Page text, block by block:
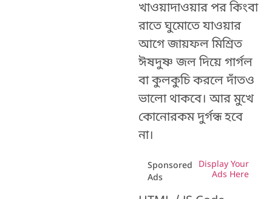
খাওয়াদাওয়ার পর কিংবা
রাতে ঘুমোতে যাওয়ার
আগে জায়ফল মিশ্রিত
ঈষদুষ্ণ জল দিয়ে গার্গল
বা কুলকুচি করলে দাঁতও
ভালো থাকবে। আর মুখে
কোনোরকম দুর্গন্ধ হবে
না।
Sponsored
Ads
Display Your
Ads Here